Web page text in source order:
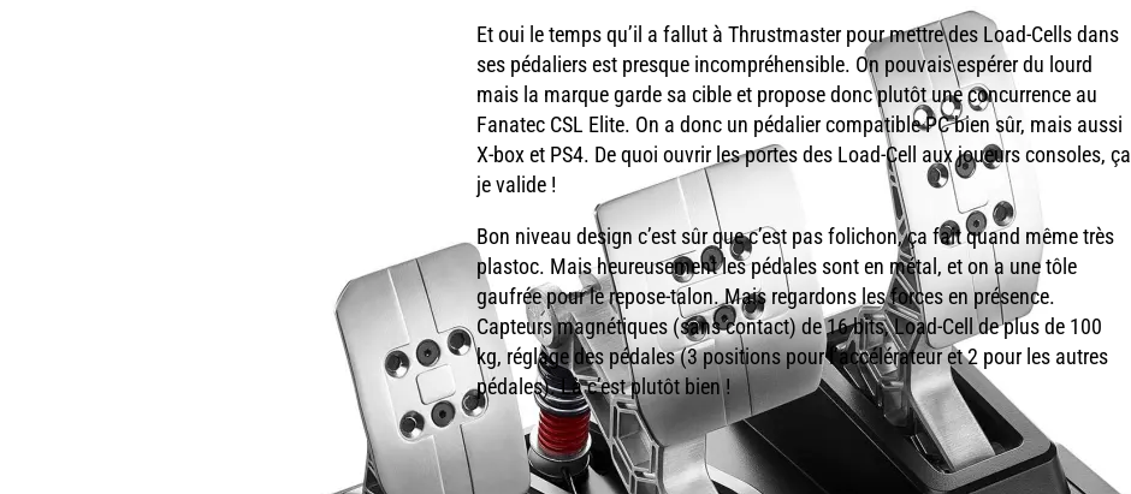
Et oui le temps qu’il a fallut à Thrustmaster pour mettre des Load-Cells dans
ses pédaliers est presque incompréhensible. On pouvais espérer du lourd
mais la marque garde sa cible et propose donc plutôt une concurrence au
Fanatec CSL Elite. On a donc un pédalier compatible PC bien sûr, mais aussi
X-box et PS4. De quoi ouvrir les portes des Load-Cell aux joueurs consoles, ça
je valide !
Bon niveau design c’est sûr que c’est pas folichon, ça fait quand même très
plastoc. Mais heureusement les pédales sont en métal, et on a une tôle
gaufrée pour le repose-talon. Mais regardons les forces en présence.
Capteurs magnétiques (sans contact) de 16 bits, Load-Cell de plus de 100
kg, réglage des pédales (3 positions pour l’accélérateur et 2 pour les autres
pédales). Là c’est plutôt bien !